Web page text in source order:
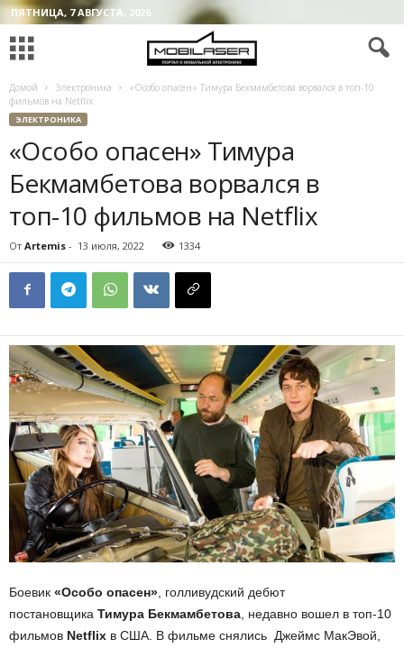
ПЯТНИЦА, 7 АВГУСТА, 2026
Домой Электроника
«Особо опасен» Тимура Бекмамбетова ворвался в топ-10
фильмов на Netflix
ЭЛЕКТРОНИКА
«Особо опасен» Тимура
Бекмамбетова ворвался в
топ-10 фильмов на Netflix
От Artemis - 13 июля, 2022 1334
Боевик «Особо опасен» , голливудский дебют
постановщика Тимура Бекмамбетова , недавно вошел в топ-10
фильмов Netflix в США. В фильме снялись Джеймс МакЭвой,